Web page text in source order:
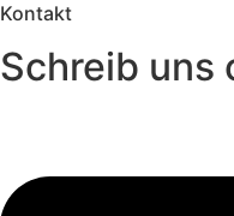
Kontakt
Schreib uns